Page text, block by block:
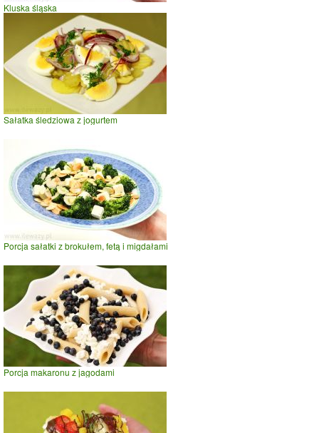
Kluska śląska
Sałatka śledziowa z jogurtem
Porcja sałatki z brokułem, fetą i migdałami
Porcja makaronu z jagodami